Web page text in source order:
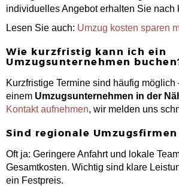
individuelles Angebot erhalten Sie nach
Lesen Sie auch: Umzug kosten sparen
Wie kurzfristig kann ich ein
Umzugsunternehmen
Kurzfristige Termine sind häufig möglich
einem Umzugsunternehmen in der
Kontakt aufnehmen, wir melden uns
Sind regionale
Oft ja: Geringere Anfahrt und lokale
Gesamtkosten. Wichtig sind klare
ein Festpreis.